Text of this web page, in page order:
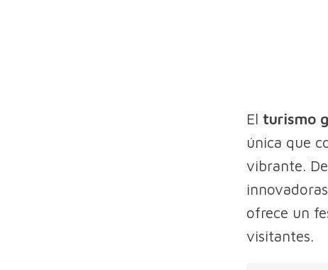
El turismo
única que
vibrante.
ofrece un
visitantes.